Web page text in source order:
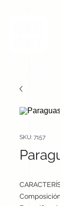
SKU: 7157